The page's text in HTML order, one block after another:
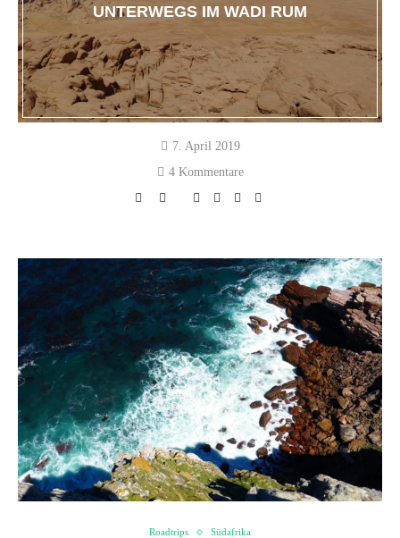
UNTERWEGS IM WADI RUM
7. April 2019
4 Kommentare
Roadtrips Südafrika